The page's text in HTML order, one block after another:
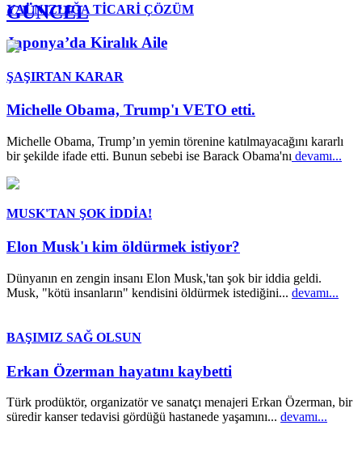
YALNIZLIĞA TİCARİ ÇÖZÜM
Japonya’da Kiralık Aile
GÜNCEL
ŞAŞIRTAN KARAR
Michelle Obama, Trump'ı VETO etti.
Michelle Obama, Trump’ın yemin törenine katılmayacağını kararlı
bir şekilde ifade etti. Bunun sebebi ise Barack Obama'nı devamı...
MUSK'TAN ŞOK İDDİA!
Elon Musk'ı kim öldürmek istiyor?
Dünyanın en zengin insanı Elon Musk,'tan şok bir iddia geldi.
Musk, "kötü insanların" kendisini öldürmek istediğini... devamı...
BAŞIMIZ SAĞ OLSUN
Erkan Özerman hayatını kaybetti
Türk prodüktör, organizatör ve sanatçı menajeri Erkan Özerman, bir
süredir kanser tedavisi gördüğü hastanede yaşamını... devamı...